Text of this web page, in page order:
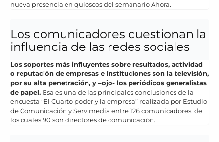
nueva presencia en quioscos del semanario Ahora.
Los comunicadores cuestionan la
influencia de las redes sociales
Los soportes más influyentes sobre resultados, actividad
o reputación de empresas e instituciones son la televisión,
por su alta penetración, y –ojo- los periódicos generalistas
de papel. Esa es una de las principales conclusiones de la
encuesta “El Cuarto poder y la empresa” realizada por Estudio
de Comunicación y Servimedia entre 126 comunicadores, de
los cuales 90 son directores de comunicación.